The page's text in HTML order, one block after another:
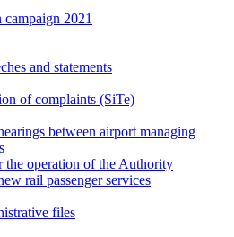
2021
and statements
of complaints (SiTe)
between airport managing
the operation of the Authority
rail passenger services
files